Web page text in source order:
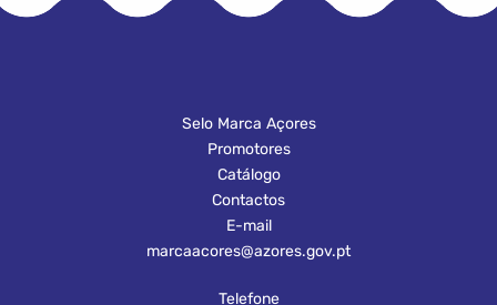
Selo Marca Açores
Promotores
Catálogo
Contactos
E-mail
marcaacores@azores.gov.pt
Telefone